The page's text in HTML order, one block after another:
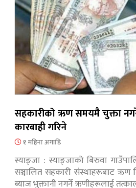
सहकारीको ऋण समयमै चुक्ता
कारबाही गरिने
१ महिना अगाडि
स्याङ्जा : स्याङ्जाको बिरुवा
सञ्चालित सहकारी संस्थाहरूबाट ऋण
ब्याज भुक्तानी नगर्ने ऋणीहरूलाई